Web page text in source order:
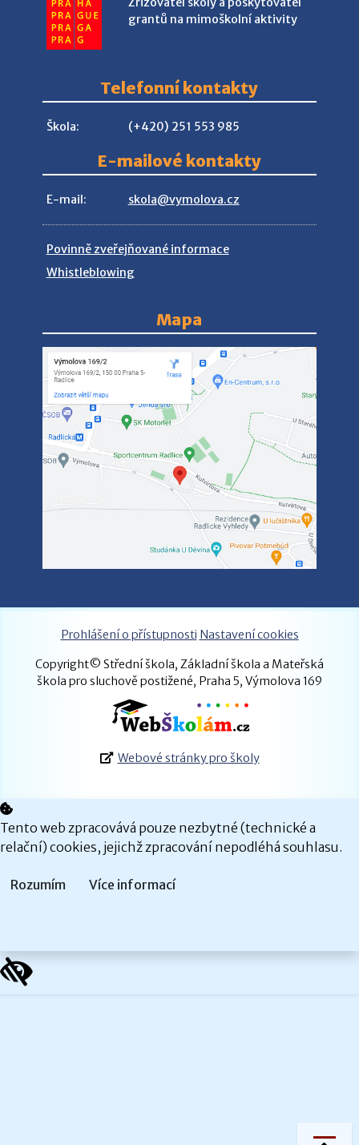
grantů na mimoškolní aktivity
Telefonní kontakty
Škola: (+420) 251 553 985
E-mailové kontakty
E-mail: skola@vymolova.cz
Povinně zveřejňované informace
Whistleblowing
Mapa
Prohlášení o přístupnosti Nastavení cookies
Copyright© Střední škola, Základní škola a Mateřská
škola pro sluchově postižené, Praha 5, Výmolova 169
Webové stránky pro školy
Tento web zpracovává pouze nezbytné (technické a
relační) cookies, jejichž zpracování nepodléhá souhlasu.
Rozumím Více informací